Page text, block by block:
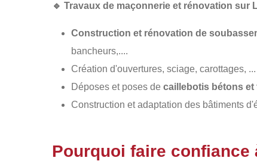
🔹 Travaux de maçonnerie et rénovation sur
Construction et rénovation de
bancheurs,....
Création d'ouvertures, sciage, carottages, ...
Déposes et poses de caillebotis bétons et
Construction et adaptation des bâtiments
Pourquoi faire confiance